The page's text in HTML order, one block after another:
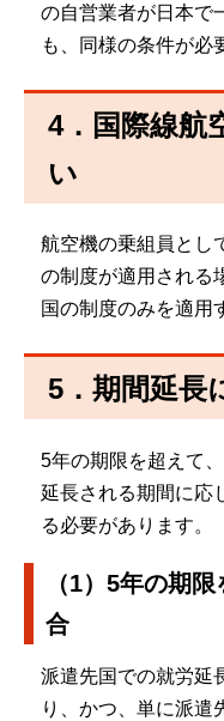
の自営業者が日本で
も、同様の条件が必
4．国際線航
い
航空機の乗組員とし
の制度が適用される
国の制度のみを適用
5．期間延長
5年の期限を超えて
延長される期間に応
る必要があります。
（1）5年の期
合
派遣先国での就労延
り、かつ、単に派遣